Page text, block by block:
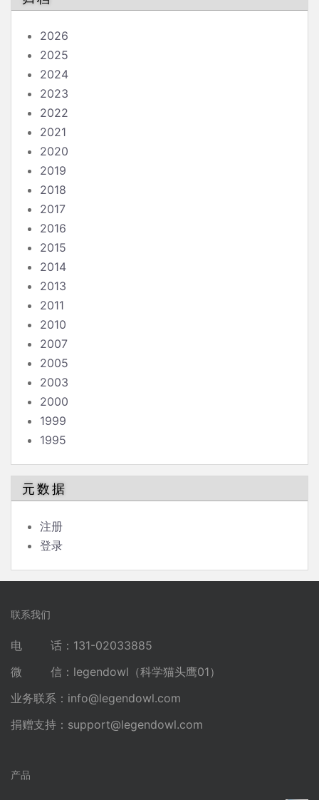
页
2026
2025
2024
2023
2022
2021
2020
2019
2018
2017
2016
2015
2014
2013
2011
2010
2007
2005
2003
2000
1999
1995
元数据
注册
登录
联系我们
电 话：131-02033885
微 信：legendowl（科学猫头鹰01）
业务联系： info@legendowl.com
捐赠支持： support@legendowl.com
产品